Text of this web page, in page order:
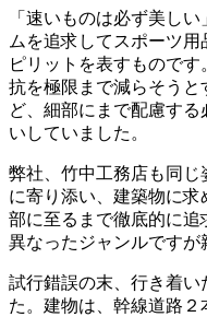
「速いものは必ず美し
ムを追求してスポーツ
ピリットを表すもので
抗を極限まで減らそう
ど、細部にまで配慮す
いしていました。
弊社、竹中工務店も同
に寄り添い、建築物に
部に至るまで徹底的に追
異なったジャンルですが
試行錯誤の末、行き着い
た。建物は、幹線道路２